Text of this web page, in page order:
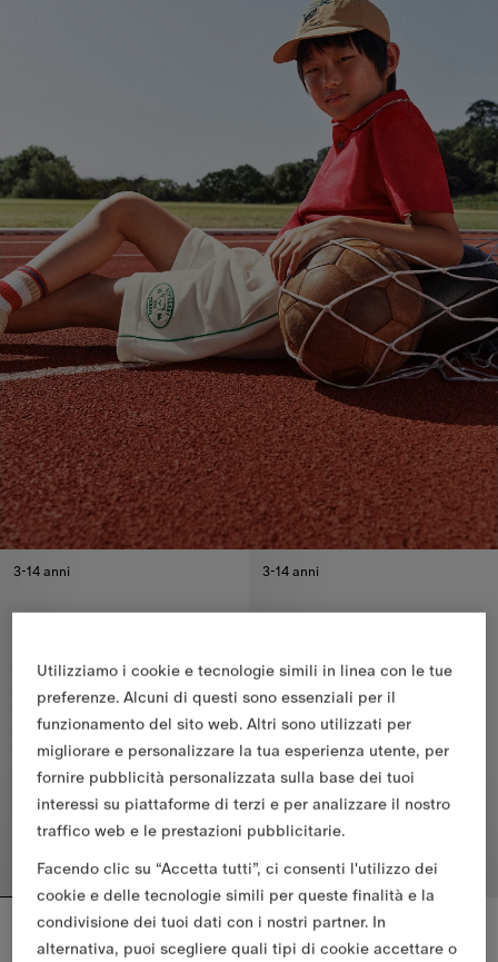
3-14 anni
T-shirt in cotone con finiture Check
€170.00
3-14 anni
T-shirt in cotone con finiture Check
€170.00
Utilizziamo i cookie e tecnologie simili in linea con le tue
preferenze. Alcuni di questi sono essenziali per il
funzionamento del sito web. Altri sono utilizzati per
migliorare e personalizzare la tua esperienza utente, per
fornire pubblicità personalizzata sulla base dei tuoi
interessi su piattaforme di terzi e per analizzare il nostro
traffico web e le prestazioni pubblicitarie.
Facendo clic su “Accetta tutti”, ci consenti l'utilizzo dei
cookie e delle tecnologie simili per queste finalità e la
condivisione dei tuoi dati con i nostri partner. In
alternativa, puoi scegliere quali tipi di cookie accettare o